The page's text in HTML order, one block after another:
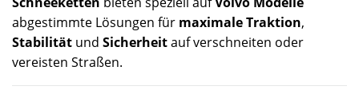
abgestimmte Lösungen für maximale Traktion,
Stabilität und Sicherheitauf verschneiten oder
vereisten Straßen.